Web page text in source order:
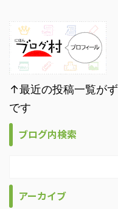
↑最近の投稿一覧が
です
ブログ内検索
アーカイブ